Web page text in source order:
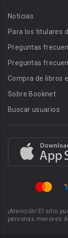
Noticias
Para los titulares
Preguntas
Preguntas
Compra de libros
Sobre Booknet
Buscar usuarios
¡Atención! El sitio
personas menores